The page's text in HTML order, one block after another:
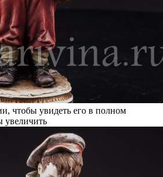
чтобы увидеть его в полном
увеличить